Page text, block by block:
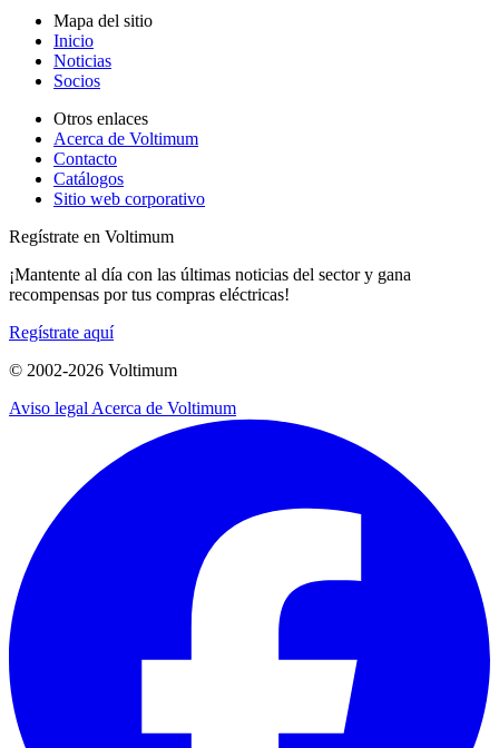
Mapa del sitio
Inicio
Noticias
Socios
Otros enlaces
Acerca de Voltimum
Contacto
Catálogos
Sitio web corporativo
Regístrate en Voltimum
¡Mantente al día con las últimas noticias del sector y gana
recompensas por tus compras eléctricas!
Regístrate aquí
© 2002-2026 Voltimum
Aviso legal Acerca de Voltimum